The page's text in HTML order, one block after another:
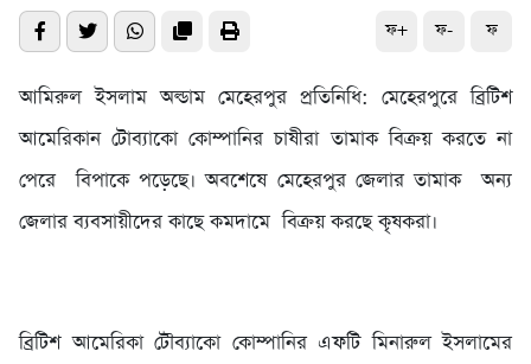
ফ+ ফ- ফ
আমিরুল ইসলাম অল্ডাম মেহেরপুর প্রতিনিধি: মেহেরপুরে ব্রিটিশ
আমেরিকান টোব্যাকো কোম্পানির চাষীরা তামাক বিক্রয় করতে না
পেরে বিপাকে পড়েছে। অবশেষে মেহেরপুর জেলার তামাক অন্য
জেলার ব্যবসায়ীদের কাছে কমদামে বিক্রয় করছে কৃষকরা।
‎ব্রিটিশ আমেরিকা টৌব্যাকো কোম্পানির এফটি মিনারুল ইসলামের